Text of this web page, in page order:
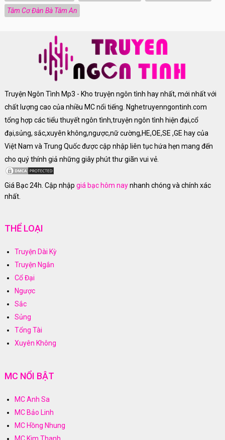
Tâm Cơ Đàn Bà Tâm An
Truyện Ngôn Tình Mp3 - Kho truyện ngôn tình hay nhất, mới nhất với
chất lượng cao của nhiều MC nổi tiếng. Nghetruyenngontinh.com
tổng hợp các tiểu thuyết ngôn tình,truyện ngôn tình hiện đại,cổ
đại,sủng, sắc,xuyên không,ngược,nữ cường,HE,OE,SE ,GE hay của
Việt Nam và Trung Quốc được cập nhập liên tục hứa hẹn mang đến
cho quý thính giả những giây phút thư giãn vui vẻ.
Giá Bạc 24h. Cập nhập giá bạc hôm naynhanh chóng và chính xác
nhất.
THỂ LOẠI
Truyện Dài Kỳ
Truyện Ngắn
Cổ Đại
Ngược
Sắc
Sủng
Tổng Tài
Xuyên Không
MC NỔI BẬT
MC Anh Sa
MC Bảo Linh
MC Hồng Nhung
MC Kim Thanh